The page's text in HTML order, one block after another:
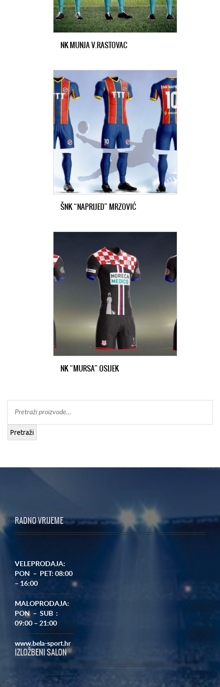
NK MUNJA V.RASTOVAC
ŠNK “NAPRIJED” MRZOVIĆ
NK “MURSA” OSIJEK
Pretraži
RADNO VRIJEME
VELEPRODAJA:
PON – PET: 08:00
– 16:00
MALOPRODAJA:
PON – SUB :
09:00 – 21:00
www.bela-sport.hr
IZLOŽBENI SALON